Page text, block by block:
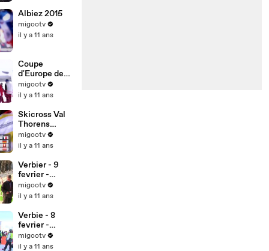
Albiez 2015
migootv
il y a 11 ans
Coupe
d'Europe de
Skicross
Orcieres 2015
migootv
il y a 11 ans
Skicross Val
Thorens
Coupe
d'Europe
migootv
il y a 11 ans
Verbier - 9
fevrier -
individual
race
migootv
il y a 11 ans
Verbie - 8
fevrier -
vertical cadet
junior
migootv
il y a 11 ans